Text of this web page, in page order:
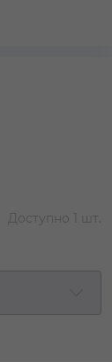
Доступно 1 шт.